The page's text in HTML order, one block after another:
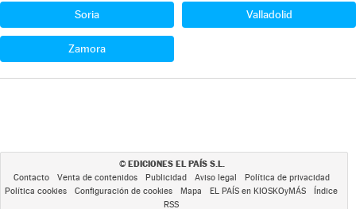
Soria Valladolid
Zamora
© EDICIONES EL PAÍS S.L.
Contacto Venta de contenidos Publicidad Aviso legal
Política de privacidad
Política cookies
Configuración de cookies Mapa EL PAÍS en KIOSKOyMÁS
Índice
RSS